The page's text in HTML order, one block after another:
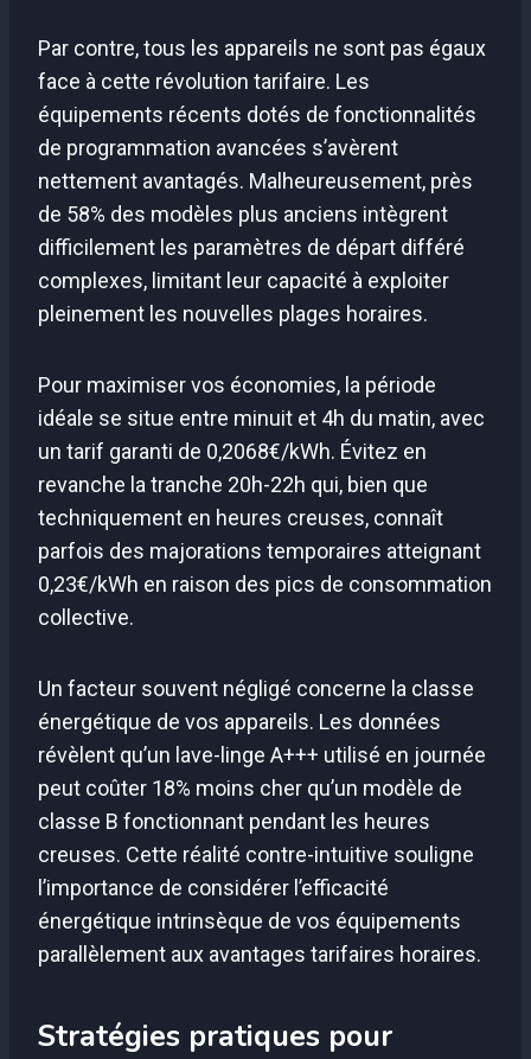
Par contre, tous les appareils ne sont pas égaux
face à cette révolution tarifaire. Les
équipements récents dotés de fonctionnalités
de programmation avancées s’avèrent
nettement avantagés. Malheureusement, près
de 58% des modèles plus anciens intègrent
difficilement les paramètres de départ différé
complexes, limitant leur capacité à exploiter
pleinement les nouvelles plages horaires.
Pour maximiser vos économies, la période
idéale se situe entre minuit et 4h du matin, avec
un tarif garanti de 0,2068€/kWh. Évitez en
revanche la tranche 20h-22h qui, bien que
techniquement en heures creuses, connaît
parfois des majorations temporaires atteignant
0,23€/kWh en raison des pics de consommation
collective.
Un facteur souvent négligé concerne la classe
énergétique de vos appareils. Les données
révèlent qu’un lave-linge A+++ utilisé en journée
peut coûter 18% moins cher qu’un modèle de
classe B fonctionnant pendant les heures
creuses. Cette réalité contre-intuitive souligne
l’importance de considérer l’efficacité
énergétique intrinsèque de vos équipements
parallèlement aux avantages tarifaires horaires.
Stratégies pratiques pour